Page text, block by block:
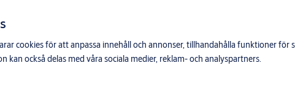
cookies för att anpassa innehåll och annonser, tillhandahålla funktioner för
också delas med våra sociala medier, reklam- och analyspartners.